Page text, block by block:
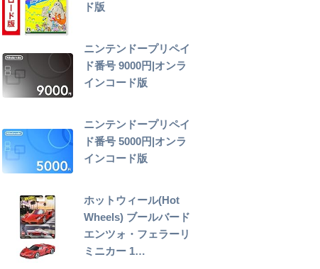
ド版
ニンテンドープリペイ
ド番号 9000円|オンラ
インコード版
ニンテンドープリペイ
ド番号 5000円|オンラ
インコード版
ホットウィール(Hot
Wheels) ブールバード
エンツォ・フェラーリ
ミニカー 1…